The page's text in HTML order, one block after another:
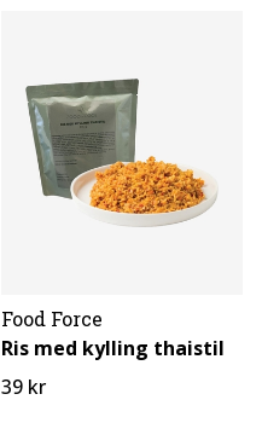
Food Force
Ris med kylling thaistil
39 kr